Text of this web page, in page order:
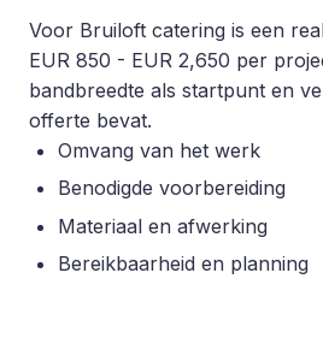
Voor Bruiloft catering is een
EUR 850 - EUR 2,650 per
bandbreedte als startpunt en
offerte bevat.
Omvang van het werk
Benodigde voorbereiding
Materiaal en afwerking
Bereikbaarheid en planning